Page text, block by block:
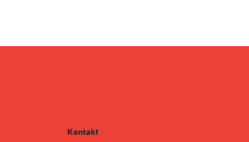
Kontakt